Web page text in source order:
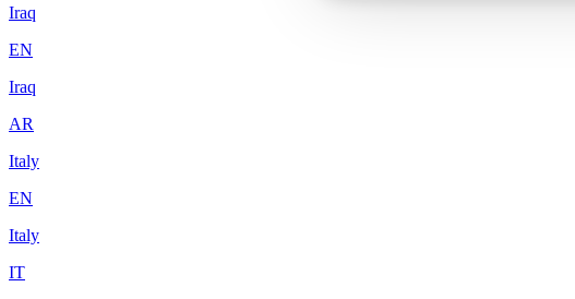
Iraq
EN
Iraq
AR
Italy
EN
Italy
IT